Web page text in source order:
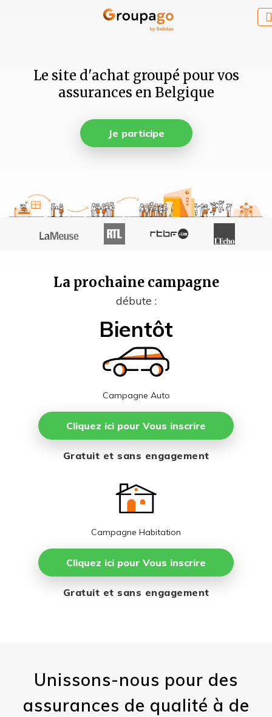
Le site d'achat groupé pour vos
assurances en Belgique
Je participe
La prochaine campagne
débute :
Bientôt
Campagne Auto
Cliquez ici pour Vous inscrire
Gratuit et sans engagement
Campagne Habitation
Cliquez ici pour Vous inscrire
Gratuit et sans engagement
Unissons-nous pour des
assurances de qualité à de